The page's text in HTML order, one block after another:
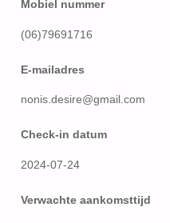
Mobiel nummer
(06)79691716
E-mailadres
nonis.desire@gmail.com
Check-in datum
2024-07-24
Verwachte aankomsttijd